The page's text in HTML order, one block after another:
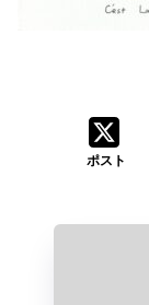
ポスト